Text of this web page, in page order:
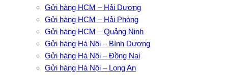
Gửi hàng HCM – Hải Dương
Gửi hàng HCM – Hải Phòng
Gửi hàng HCM – Quảng Ninh
Gửi hàng Hà Nội – Bình Dương
Gửi hàng Hà Nội – Đồng Nai
Gửi hàng Hà Nội – Long An